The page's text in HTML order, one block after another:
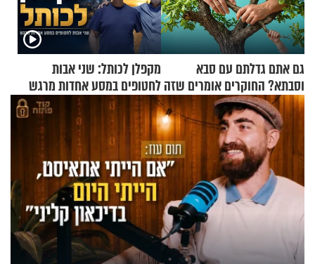
גם אתם גדלתם עם סבא
וסבתא? החוקרים אומרים שזה
מתכון מנצח
מקפלן לכותל: שני אבות
לחטופים במסע אחדות מרגש